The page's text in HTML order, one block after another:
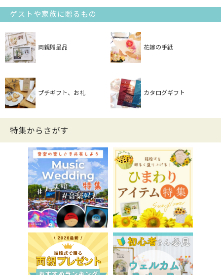
ゲストや家族に贈るもの
両親贈呈品 花嫁の手紙
プチギフト、お礼 カタログギフト
特集からさがす